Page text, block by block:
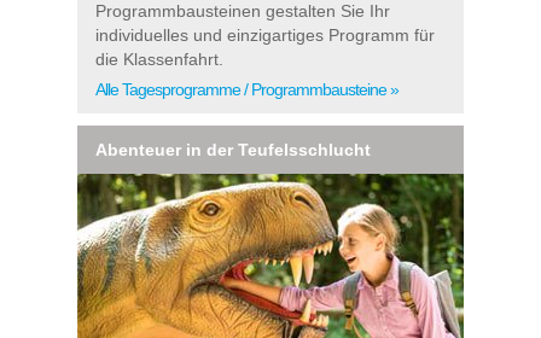
Programmbausteinen gestalten Sie Ihr
individuelles und einzigartiges Programm für
die Klassenfahrt.
Alle Tagesprogramme / Programmbausteine »
Abenteuer in der Teufelsschlucht